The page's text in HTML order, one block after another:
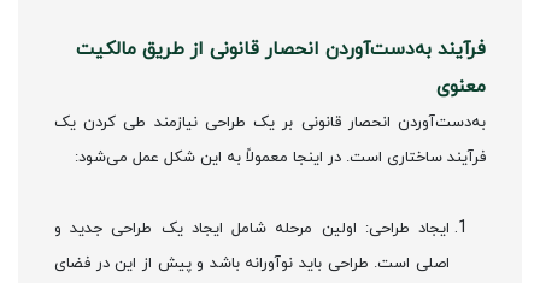
فرآیند به‌دست‌آوردن انحصار قانونی از طریق مالکیت
معنوی
به‌دست‌آوردن انحصار قانونی بر یک طراحی نیازمند طی کردن یک
فرآیند ساختاری است. در اینجا معمولاً به این شکل عمل می‌شود:
ایجاد طراحی: اولین مرحله شامل ایجاد یک طراحی جدید و
اصلی است. طراحی باید نوآورانه باشد و پیش از این در فضای